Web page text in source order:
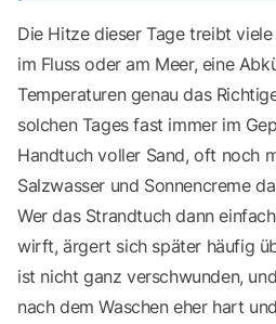
Die Hitze dieser Tage treibt viele
im Fluss oder am Meer, eine
Temperaturen genau das
solchen Tages fast immer im
Handtuch voller Sand, oft noch
Salzwasser und Sonnencreme
Wer das Strandtuch dann
wirft, ärgert sich später häufig
ist nicht ganz verschwunden,
nach dem Waschen eher hart